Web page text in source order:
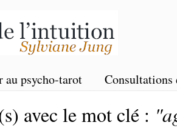
au psycho-tarot
avec le mot clé :